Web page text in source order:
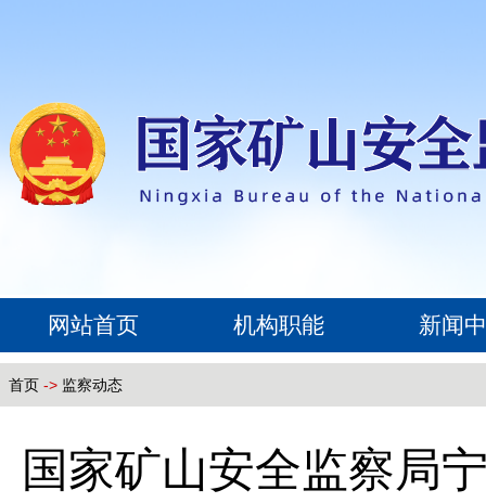
网站首页 机构职能 新闻
首页 -> 监察动态
国家矿山安全监察局